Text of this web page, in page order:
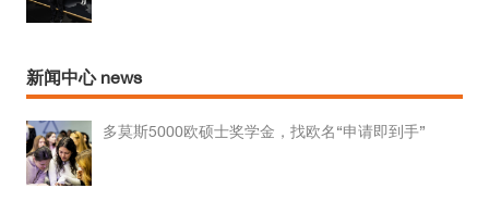
新闻中心 news
多莫斯5000欧硕士奖学金，找欧名“申请即到手”